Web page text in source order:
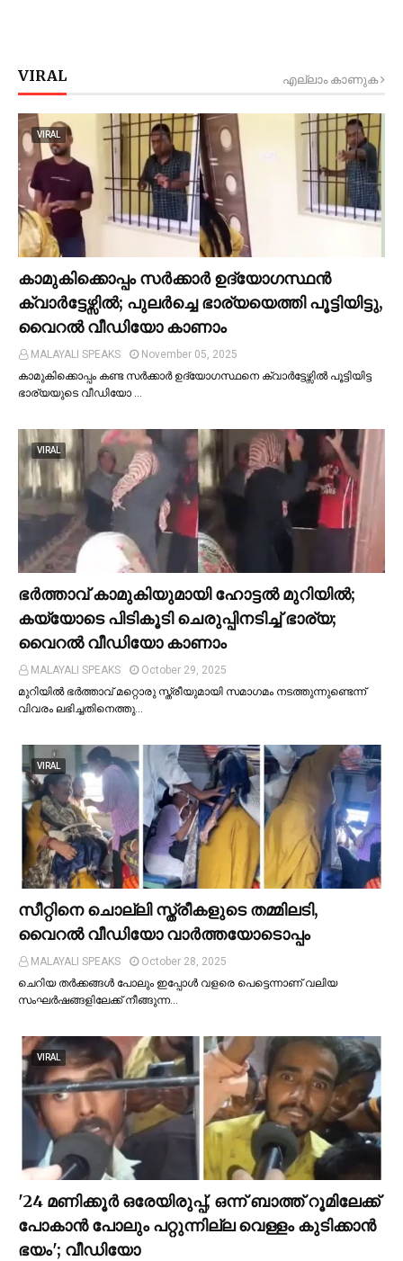
VIRAL എല്ലാം കാണുക
VIRAL
കാമുകിക്കൊപ്പം സര്‍ക്കാര്‍ ഉദ്യോഗസ്ഥൻ
ക്വാര്‍ട്ടേഴ്സില്‍; പുലര്‍ച്ചെ ഭാര്യയെത്തി പൂട്ടിയിട്ടു,
വൈറല്‍ വീഡിയോ കാണാം
MALAYALI SPEAKS
November 05, 2025
കാമുകിക്കൊപ്പം കണ്ട സർക്കാർ ഉദ്യോഗസ്ഥനെ ക്വാർട്ടേഴ്സില്‍ പൂട്ടിയിട്ട
ഭാര്യയുടെ വീഡിയോ …
VIRAL
ഭര്‍ത്താവ് കാമുകിയുമായി ഹോട്ടല്‍ മുറിയില്‍;
കയ്യോടെ പിടികൂടി ചെരുപ്പിനടിച്ച്‌ ഭാര്യ;
വൈറൽ വീഡിയോ കാണാം
MALAYALI SPEAKS
October 29, 2025
മുറിയില്‍ ഭർത്താവ് മറ്റൊരു സ്ത്രീയുമായി സമാഗമം നടത്തുന്നുണ്ടെന്ന്
വിവരം ലഭിച്ചതിനെത്തു…
VIRAL
സീറ്റിനെ ചൊല്ലി സ്ത്രീകളുടെ തമ്മിലടി,
വൈറല്‍ വീഡിയോ വാർത്തയോടൊപ്പം
MALAYALI SPEAKS
October 28, 2025
ചെറിയ തര്‍ക്കങ്ങള്‍ പോലും ഇപ്പോള്‍ വളരെ പെട്ടെന്നാണ് വലിയ
സംഘര്‍ഷങ്ങളിലേക്ക് നീങ്ങുന്ന…
VIRAL
'24 മണിക്കൂര്‍ ഒരേയിരുപ്പ്, ഒന്ന് ബാത്ത് റൂമിലേക്ക്
പോകാന്‍ പോലും പറ്റുന്നില്ല വെള്ളം കുടിക്കാന്‍
ഭയം'; വീഡിയോ